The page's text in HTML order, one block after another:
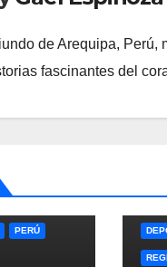
de Arequipa, Perú,
fascinantes del
PERÚ